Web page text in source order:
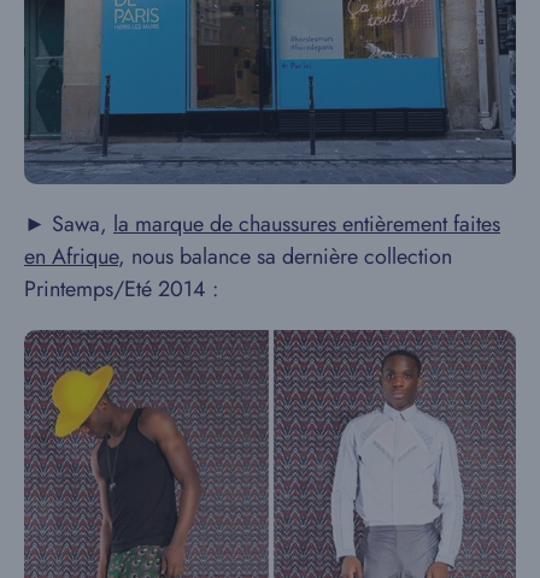
► Sawa, la marque de chaussures entièrement faites
en Afrique, nous balance sa dernière collection
Printemps/Eté 2014 :